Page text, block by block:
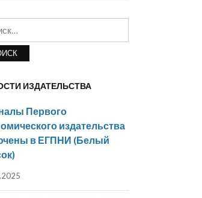
ИЗДАТЕЛЬСТВА
Первого
издательства
в ЕГПНИ (Белый